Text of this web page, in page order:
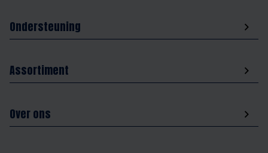
Ondersteuning
Assortiment
Over ons